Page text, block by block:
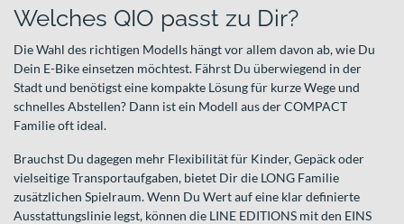
Welches QIO passt zu Dir?
Die Wahl des richtigen Modells hängt vor allem davon ab, wie Du
Dein E-Bike einsetzen möchtest. Fährst Du überwiegend in der
Stadt und benötigst eine kompakte Lösung für kurze Wege und
schnelles Abstellen? Dann ist ein Modell aus der COMPACT
Familie oft ideal.
Brauchst Du dagegen mehr Flexibilität für Kinder, Gepäck oder
vielseitige Transportaufgaben, bietet Dir die LONG Familie
zusätzlichen Spielraum. Wenn Du Wert auf eine klar definierte
Ausstattungslinie legst, können die LINE EDITIONS mit den EINS